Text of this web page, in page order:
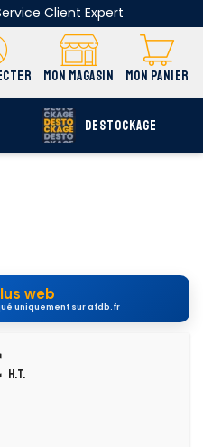
Client Expert
MON MAGASIN MON PANIER
DESTOCKAGE
web
uniquement sur afdb.fr
H.T.